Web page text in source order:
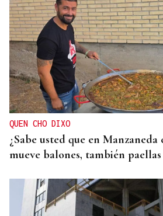
QUEN CHO DIXO
¿Sabe usted que en
mueve balones, también